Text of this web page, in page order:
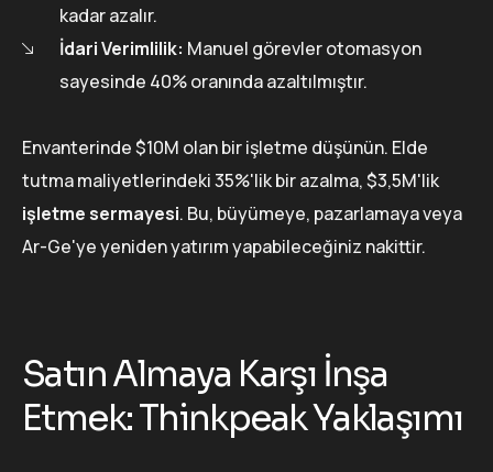
kadar azalır.
İdari Verimlilik: Manuel görevler otomasyon
sayesinde 40% oranında azaltılmıştır.
Envanterinde $10M olan bir işletme düşünün. Elde
tutma maliyetlerindeki 35%'lik bir azalma, $3,5M'lik
işletme sermayesi. Bu, büyümeye, pazarlamaya veya
Ar-Ge'ye yeniden yatırım yapabileceğiniz nakittir.
Satın Almaya Karşı İnşa
Etmek: Thinkpeak Yaklaşımı